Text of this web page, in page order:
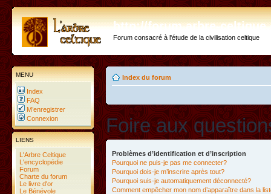
http://forum.arbre-
Forum consacré à l'étude de la civilisation celtique
MENU
Index
FAQ
M’enregistrer
Connexion
LIENS
L'Arbre Celtique
L'encyclopédie
Forum
Charte du forum
Le livre d'or
Le Bénévole
Index du forum
Foire aux
Problèmes d’identification et d’inscription
Pourquoi ne puis-je pas me connecter?
Pourquoi dois-je m’inscrire après tout?
Pourquoi suis-je automatiquement déconnecté?
Comment empêcher mon nom d’apparaître dans la